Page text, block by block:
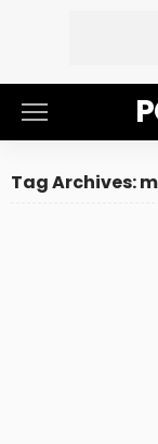
Tag Archives: